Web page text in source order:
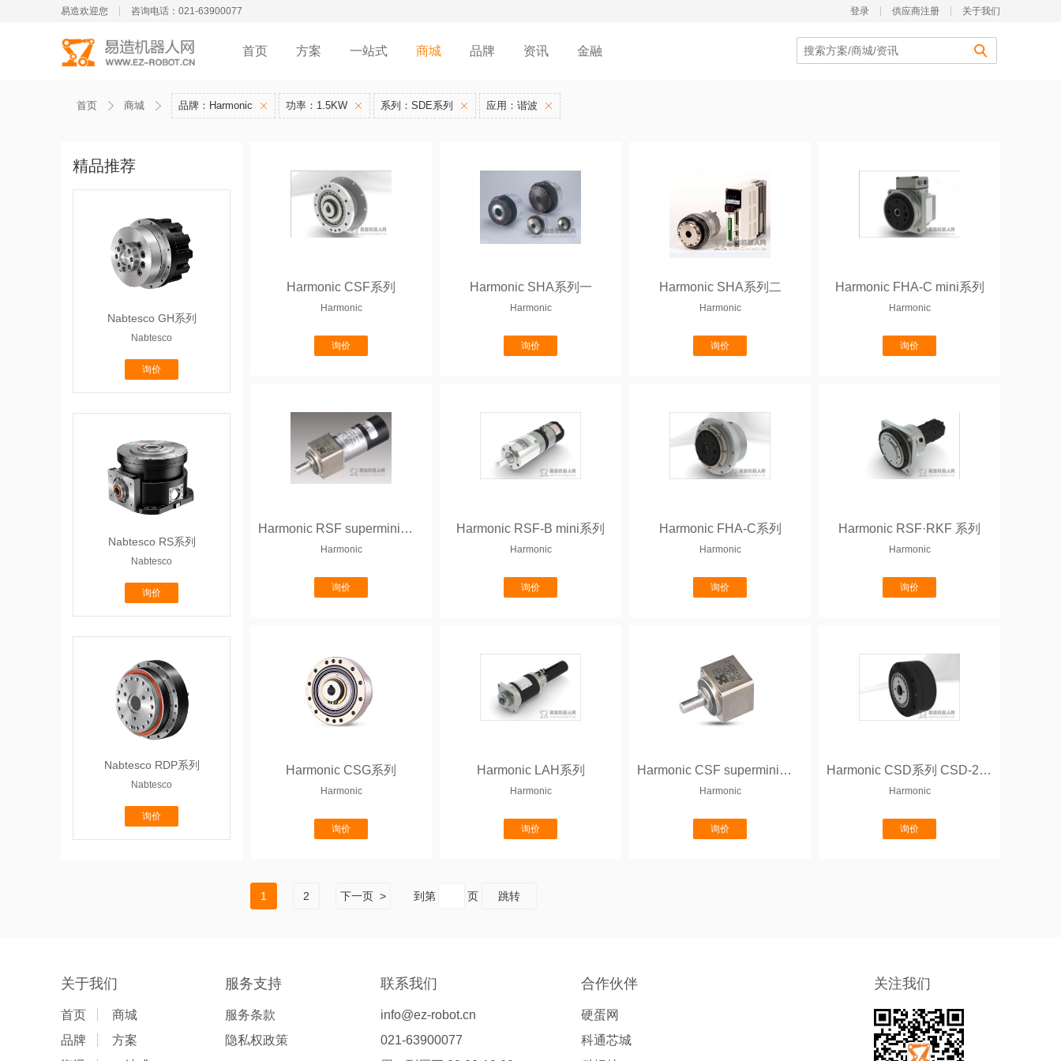
易造欢迎您 咨询电话：021-63900077 关于我们
供应商注册
登录
首页 方案 一站式 商城 品牌 资讯 金融
首页 商城 品牌：Harmonic 功率：1.5KW 系列：SDE系列 应用：谐波
精品推荐
Nabtesco GH系列
Nabtesco
询价
Nabtesco RS系列
Nabtesco
询价
Nabtesco RDP系列
Nabtesco
询价
Harmonic CSF系列
Harmonic
询价
Harmonic SHA系列一
Harmonic
询价
Harmonic SHA系列二
Harmonic
询价
Harmonic FHA-C mini系列
Harmonic
询价
Harmonic RSF supermini系列
Harmonic
询价
Harmonic RSF-B mini系列
Harmonic
询价
Harmonic FHA-C系列
Harmonic
询价
Harmonic RSF·RKF 系列
Harmonic
询价
Harmonic CSG系列
Harmonic
询价
Harmonic LAH系列
Harmonic
询价
Harmonic CSF supermini系列
Harmonic
询价
Harmonic CSD系列 CSD-2UH
Harmonic
询价
1 2 下一页 > 到第 页 跳转
关于我们
首页
商城
品牌
方案
服务支持
服务条款
隐私权政策
联系我们
info@ez-robot.cn
021-63900077
合作伙伴
硬蛋网
科通芯城
关注我们